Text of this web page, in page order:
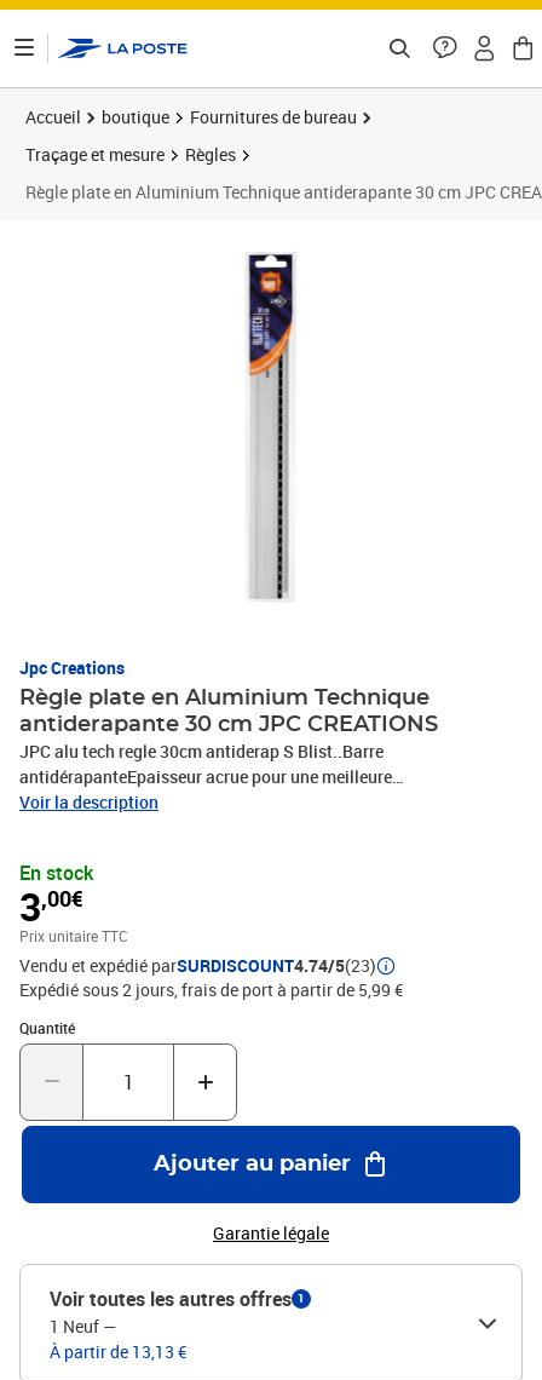
Accueil boutique
Fournitures de bureau
Traçage et mesure
Règles
Règle plate en Aluminium Technique antiderapante 30 cm JPC
Jpc Creations
Règle plate en Aluminium Technique
antiderapante 30 cm JPC CREATIONS
JPC alu tech regle 30cm antiderap S Blist..Barre
antidérapanteEpaisseur acrue pour une meilleure
stabilitéAluminium anodisé
Voir la description
En stock
3,00€
Prix unitaire TTC
Vendu et expédié parSURDISCOUNT4.74/5(23)
Expédié sous 2 jours, frais de port à partir de 5,99 €
Quantité
Quantité : 1
Ajouter au panier
Garantie légale
Voir toutes les autres offres 1
1 Neuf —
À partir de 13,13 €